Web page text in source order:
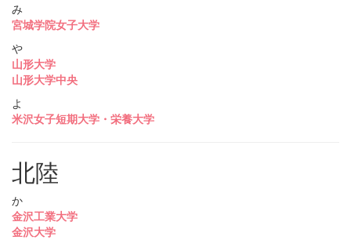
み
宮城学院女子大学
や
山形大学
山形大学中央
よ
米沢女子短期大学・栄養大学
北陸
か
金沢工業大学
金沢大学